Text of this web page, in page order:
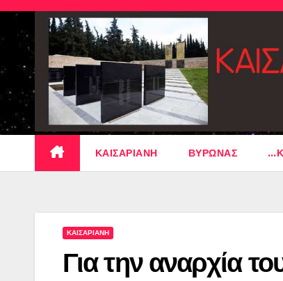
Skip
content
ΚΑΙΣΑΡΙΑΝΗ ΒΥΡΩΝΑΣ
ΚΑΙΣΑΡΙΑΝΗ
Για την αναρχία